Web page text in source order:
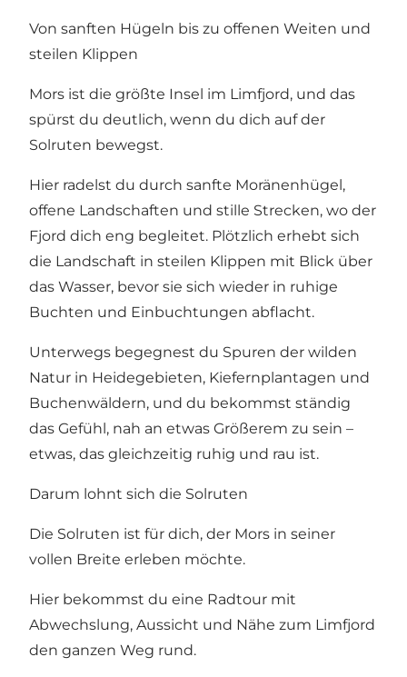
Von sanften Hügeln bis zu offenen Weiten und
steilen Klippen
Mors ist die größte Insel im Limfjord, und das
spürst du deutlich, wenn du dich auf der
Solruten bewegst.
Hier radelst du durch sanfte Moränenhügel,
offene Landschaften und stille Strecken, wo der
Fjord dich eng begleitet. Plötzlich erhebt sich
die Landschaft in steilen Klippen mit Blick über
das Wasser, bevor sie sich wieder in ruhige
Buchten und Einbuchtungen abflacht.
Unterwegs begegnest du Spuren der wilden
Natur in Heidegebieten, Kiefernplantagen und
Buchenwäldern, und du bekommst ständig
das Gefühl, nah an etwas Größerem zu sein –
etwas, das gleichzeitig ruhig und rau ist.
Darum lohnt sich die Solruten
Die Solruten ist für dich, der Mors in seiner
vollen Breite erleben möchte.
Hier bekommst du eine Radtour mit
Abwechslung, Aussicht und Nähe zum Limfjord
den ganzen Weg rund.